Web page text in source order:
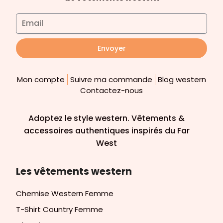
Envoyer
Mon compte Suivre ma commande Blog western
Contactez-nous
Adoptez le style western. Vêtements &
accessoires authentiques inspirés du Far
West
Les vêtements western
Chemise Western Femme
T-Shirt Country Femme